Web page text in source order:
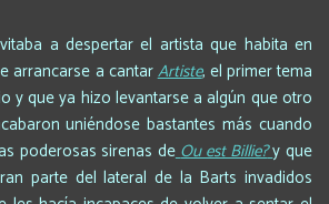
a despertar el artista que habita en
arrancarse a cantarArtiste, el primer tema
y que ya hizo levantarse a algún que otro
uniéndose bastantes más cuando
poderosas sirenas deOu est Billie?y que
parte del lateral de la Barts invadidos